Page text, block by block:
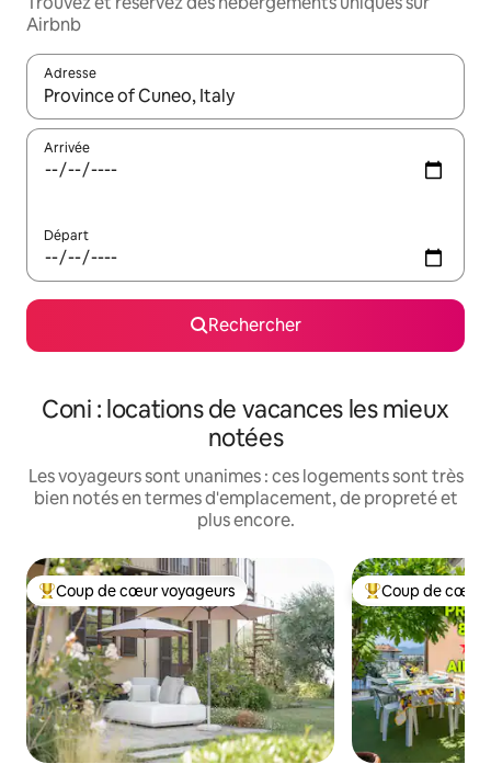
Airbnb
Adresse
Lorsque les résultats s'affichent, utilisez les flèches vers le
Arrivée
Départ
Rechercher
Coni : locations de vacances les mieux
notées
Les voyageurs sont unanimes : ces logements sont très
bien notés en termes d'emplacement, de propreté et
plus encore.
Coups de cœur voyageurs les plus appréciés
Coup de cœur voyageurs Coups de cœur
Coup de cœur